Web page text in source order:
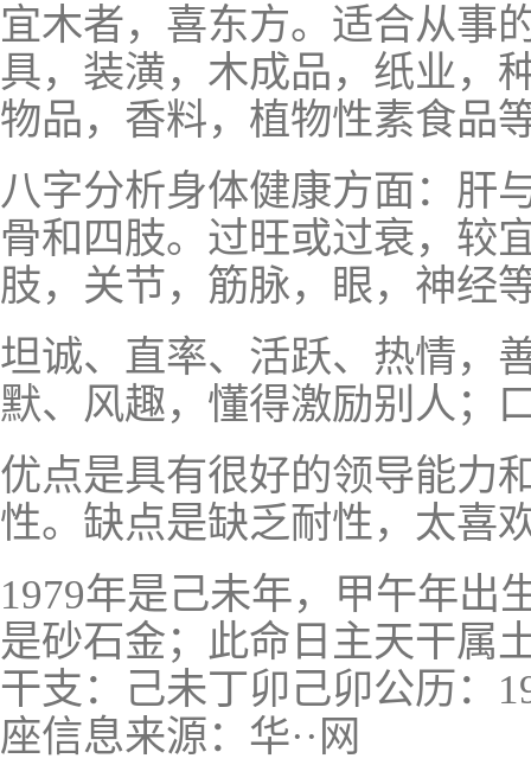
宜木者，喜东方。适合从事
具，装潢，木成品，纸业，
物品，香料，植物性素食品
八字分析身体健康方面：肝
骨和四肢。过旺或过衰，较
肢，关节，筋脉，眼，神经
坦诚、直率、活跃、热情，
默、风趣，懂得激励别人；
优点是具有很好的领导能力
性。缺点是缺乏耐性，太喜
1979年是己未年，甲午年出
是砂石金；此命日主天干属
干支：己未丁卯己卯公历：
座信息来源：华··网